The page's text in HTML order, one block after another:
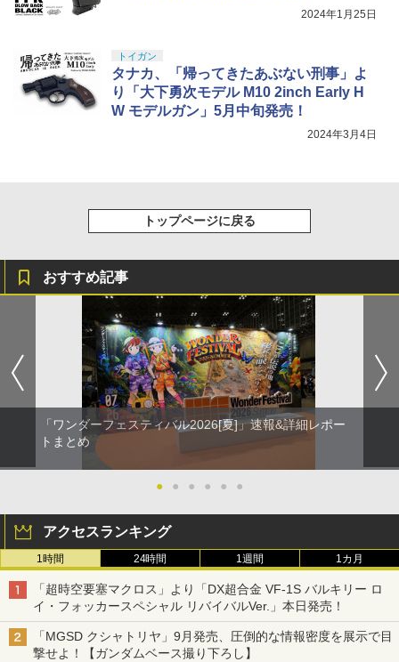
2024年1月25日
トイガン
タナカ、「帰ってきたあぶない刑事」よ
り「大下勇次モデル M10 2inch Early H
W モデルガン」5月中旬発売！
2024年3月4日
トップページに戻る
おすすめ記事
「ワンダーフェスティバル2026[夏]」速報&詳細レポー
トまとめ
● ● ● ● ● ●
アクセスランキング
1時間 24時間 1週間 1カ月
「超時空要塞マクロス」より「DX超合金 VF-1S バルキリー ロ
イ・フォッカースペシャル リバイバルVer.」本日発売！
「MGSD クシャトリヤ」9月発売、圧倒的な情報密度を展示で目
撃せよ！【ガンダムベース撮り下ろし】